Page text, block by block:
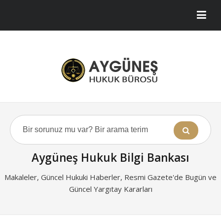
Aygüneş Hukuk Bilgi Bankası
Makaleler, Güncel Hukuki Haberler, Resmi Gazete'de Bugün ve
Güncel Yargıtay Kararları